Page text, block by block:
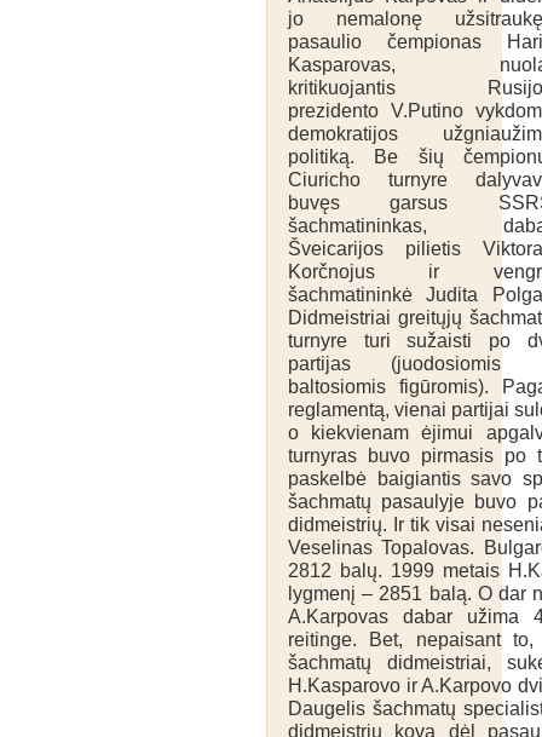
jo nemalonę
pasaulio čempionas
Kasparovas,
kritikuojantis
prezidento V.Putino
demokratijos
politiką. Be šių
Ciuricho turnyre
buvęs garsus
šachmatininkas,
Šveicarijos pilietis
Korčnojus ir
šachmatininkė Judita
Didmeistriai greitųjų
turnyre turi sužaisti po
partijas (juodosiomis
baltosiomis figūromis).
reglamentą, vienai partijai
o kiekvienam ėjimui
turnyras buvo pirmasis po
paskelbė baigiantis savo
šachmatų pasaulyje buvo
didmeistrių. Ir tik visai
Veselinas Topalovas.
2812 balų. 1999 metais
lygmenį – 2851 balą. O dar
A.Karpovas dabar užima
reitinge. Bet, nepaisant
šachmatų didmeistriai,
H.Kasparovo ir A.Karpovo
Daugelis šachmatų
didmeistrių kovą dėl